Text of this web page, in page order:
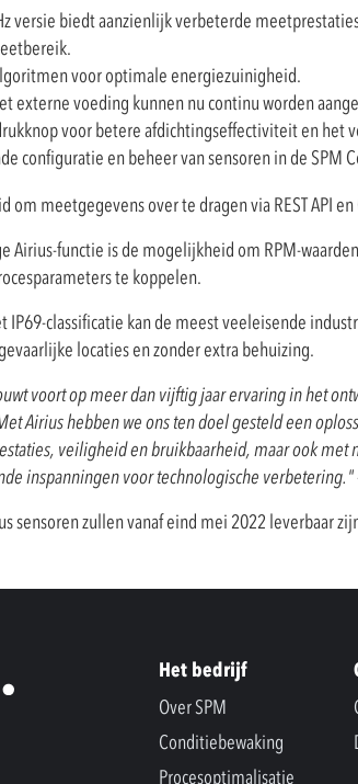
versie biedt aanzienlijk verbeterde
voor optimale energiezuinigheid.
externe voeding kunnen nu continu worden
voor betere afdichtingseffectiviteit en het
configuratie en beheer van sensoren in de SPM
meetgegevens over te dragen via REST API
Airius-functie is de mogelijkheid om RPM-
te koppelen.
IP69-classificatie kan de meest veeleisende
locaties en zonder extra behuizing.
voort op meer dan vijftig jaar ervaring in het
Airius hebben we ons ten doel gesteld een
veiligheid en bruikbaarheid, maar ook
inspanningen voor technologische
sensoren zullen vanaf eind mei 2022 leverbaar
Het bedrijf
Over SPM
Conditiebewaking
Procesoptimalisatie